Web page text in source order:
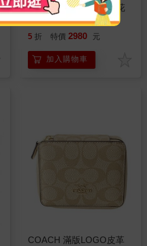
COACH 迪士尼聯名印花
筆袋－米妮
5 折 特價 2980 元
加入購物車
COACH 滿版LOGO皮革